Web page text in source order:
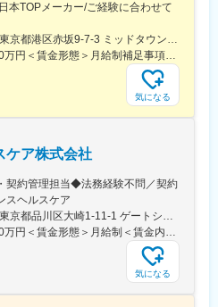
本TOPメーカー/ご経験に合わせて
＜勤務地詳細＞本社住所：東京都港区赤坂9-7-3 ミッドタウン・ウェスト勤務地最寄駅：東京メトロ日比谷線／都営大江戸線／六本木駅受動喫煙対策：敷地内全面禁煙
＜予定年収＞600万円～900万円＜賃金形態＞月給制補足事項なし＜賃金内訳＞月額（基本給）：300,000円～500,000円＜月給＞300,000円～500,000円＜昇給有無＞有＜残業手当＞有賃金はあくまでも目安の金額であり、選考を通じて上下する可能性があります。月給(月額)は固定手当を含めた表記です。
気になる
ケア株式会社
契約管理担当◆法務経験不問／契約
スヘルスケア
＜勤務地詳細＞本社住所：東京都品川区大崎1-11-1 ゲートシティ大崎ウエストタワー勤務地最寄駅：JR線／大崎駅受動喫煙対策：屋内全面禁煙変更の範囲：会社の定める事業所（リモートワーク含む）
＜予定年収＞500万円～700万円＜賃金形態＞月給制＜賃金内訳＞月額（基本給）：250,000円～500,000円＜月給＞250,000円～500,000円＜昇給有無＞有＜残業手当＞有＜給与補足＞※給与詳細は経験・能力・前職給与等を踏まえて決定致します。■昇給：年1回（10月）■賞与：年2回（6月・12月）賃金はあくまでも目安の金額であり、選考を通じて上下する可能性があります。月給(月額)は固定手当を含めた表記です。
気になる